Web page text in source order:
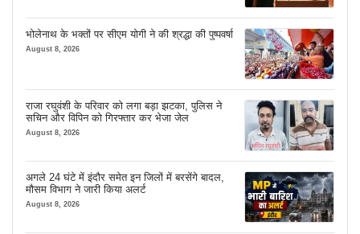
भोलेनाथ के भक्तों पर सीएम योगी ने की श्रद्धा की पुष्पवर्षा
August 8, 2026
राजा रघुवंशी के परिवार को लगा बड़ा झटका, पुलिस ने
सचिन और विपिन को गिरफ्तार कर भेजा जेल
August 8, 2026
अगले 24 घंटे में इंदौर समेत इन जिलों में बरसेंगे बादल,
मौसम विभाग ने जारी किया अलर्ट
August 8, 2026